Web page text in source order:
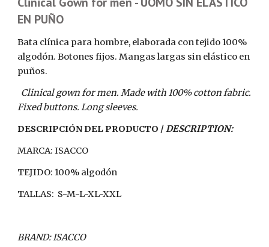
EN PUÑO
Bata clínica para hombre, elaborada con tejido 100%
algodón. Botones fijos. Mangas largas sin elástico en
puños.
Fixed buttons. Long sleeves.
DESCRIPCIÓN DEL PRODUCTO / DESCRIPTION:
MARCA: ISACCO
TEJIDO: 100% algodón
TALLAS: S-M-L-XL-XXL
BRAND: ISACCO